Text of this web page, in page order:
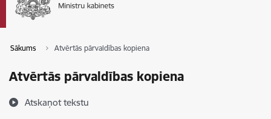
Sākums Atvērtās pārvaldības kopiena
Atvērtās pārvaldības kopiena
Atskaņot tekstu